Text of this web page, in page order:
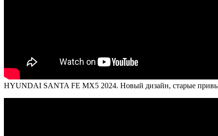
HYUNDAI SANTA FE MX5 2024. Новый дизайн, старые